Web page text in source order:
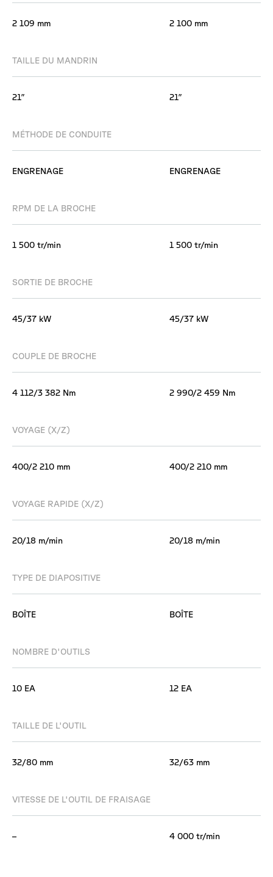
2 109 mm
TAILLE DU MANDRIN
21″
MÉTHODE DE CONDUITE
ENGRENAGE
RPM DE LA BROCHE
1 500 tr/min
SORTIE DE BROCHE
45/37 kW
COUPLE DE BROCHE
4 112/3 382 Nm
VOYAGE (X/Z)
400/2 210 mm
VOYAGE RAPIDE (X/Z)
20/18 m/min
TYPE DE DIAPOSITIVE
BOÎTE
NOMBRE D'OUTILS
10 EA
TAILLE DE L'OUTIL
32/80 mm
VITESSE DE L'OUTIL DE FRAISAGE
–
2 100 mm
21″
ENGRENAGE
1 500 tr/min
45/37 kW
2 990/2 459 Nm
400/2 210 mm
20/18 m/min
BOÎTE
12 EA
32/63 mm
4 000 tr/min